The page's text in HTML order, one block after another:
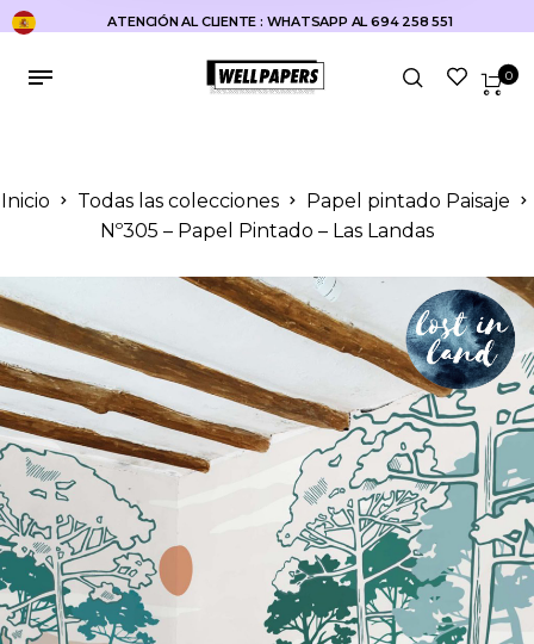
ATENCIÓN AL CLIENTE : WHATSAPP AL 694 258 551
0
Inicio Todas las colecciones
Papel pintado Paisaje
Nº305 – Papel Pintado – Las Landas